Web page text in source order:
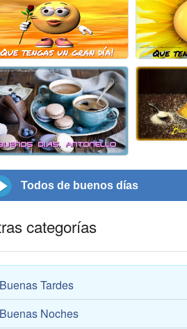
Todos de buenos días
categorías
Buenas Tardes
Buenas Noches